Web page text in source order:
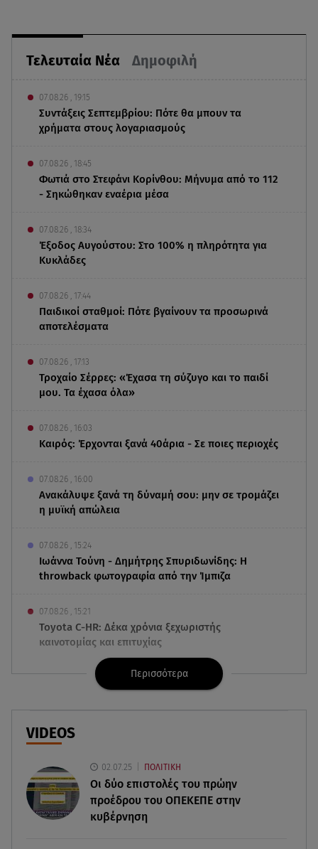
Τελευταία Νέα Δημοφιλή
07.08.26 , 19:15
Συντάξεις Σεπτεμβρίου: Πότε θα μπουν τα
χρήματα στους λογαριασμούς
07.08.26 , 18:45
Φωτιά στο Στεφάνι Κορίνθου: Μήνυμα από το 112
- Σηκώθηκαν εναέρια μέσα
07.08.26 , 18:34
Έξοδος Αυγούστου: Στο 100% η πληρότητα για
Κυκλάδες
07.08.26 , 17:44
Παιδικοί σταθμοί: Πότε βγαίνουν τα προσωρινά
αποτελέσματα
07.08.26 , 17:13
Τροχαίο Σέρρες: «Έχασα τη σύζυγο και το παιδί
μου. Τα έχασα όλα»
07.08.26 , 16:03
Καιρός: Έρχονται ξανά 40άρια - Σε ποιες περιοχές
07.08.26 , 16:00
Ανακάλυψε ξανά τη δύναμή σου: μην σε τρομάζει
η μυϊκή απώλεια
07.08.26 , 15:24
Ιωάννα Τούνη - Δημήτρης Σπυριδωνίδης: Η
throwback φωτογραφία από την Ίμπιζα
07.08.26 , 15:21
Toyota C-HR: Δέκα χρόνια ξεχωριστής
καινοτομίας και επιτυχίας
07.08.26 , 15:09
Τροχαίο Σέρρες: «Δεν πρόλαβα να κάνω κάτι κι
έπεσε πάνω μου»
07.08.26 , 14:49
Πέθανε η δημοσιογράφος και πρώην σύζυγος
του Βασίλη Χιώτη, Χριστίνα Πιτουρά
07.08.26 , 14:44
Στεφανίδου: «Κόβει» την ανάσα με το σώμα της -
Περισσότερα
VIDEOS
02.07.25 ΠΟΛΙΤΙΚΗ
Οι δύο επιστολές του πρώην
προέδρου του ΟΠΕΚΕΠE στην
κυβέρνηση